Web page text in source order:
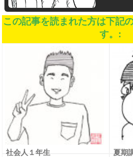
この記事を読まれた方は下記
す。:
社会人１年生
夏期